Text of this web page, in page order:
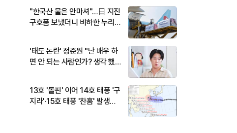
"한국산 물은 안마셔"…日 지진
구호품 보냈더니 비하한 누리
'태도 논란' 정준원 "난 배우 하
면 안 되는 사람인가? 생각 했
13호 '돌핀' 이어 14호 태풍 '구
지라'·15호 태풍 '찬홈' 발생…